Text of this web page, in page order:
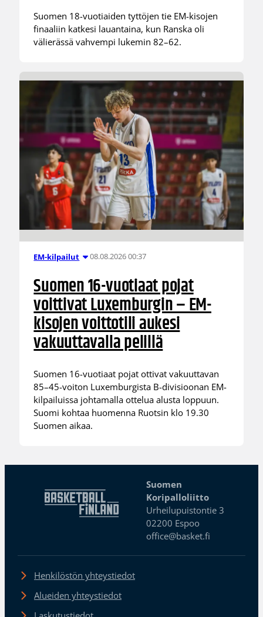
Suomen 18-vuotiaiden tyttöjen tie EM-kisojen
finaaliin katkesi lauantaina, kun Ranska oli
välierässä vahvempi lukemin 82–62.
EM-kilpailut 08.08.2026 00:37
Suomen 16-vuotiaat pojat
voittivat Luxemburgin – EM-
kisojen voittotili aukesi
vakuuttavalla pelillä
Suomen 16-vuotiaat pojat ottivat vakuuttavan
85–45-voiton Luxemburgista B-divisioonan EM-
kilpailuissa johtamalla ottelua alusta loppuun.
Suomi kohtaa huomenna Ruotsin klo 19.30
Suomen aikaa.
Suomen
Koripalloliitto
Urheilupuistontie 3
02200 Espoo
office@basket.fi
Henkilöstön yhteystiedot
Alueiden yhteystiedot